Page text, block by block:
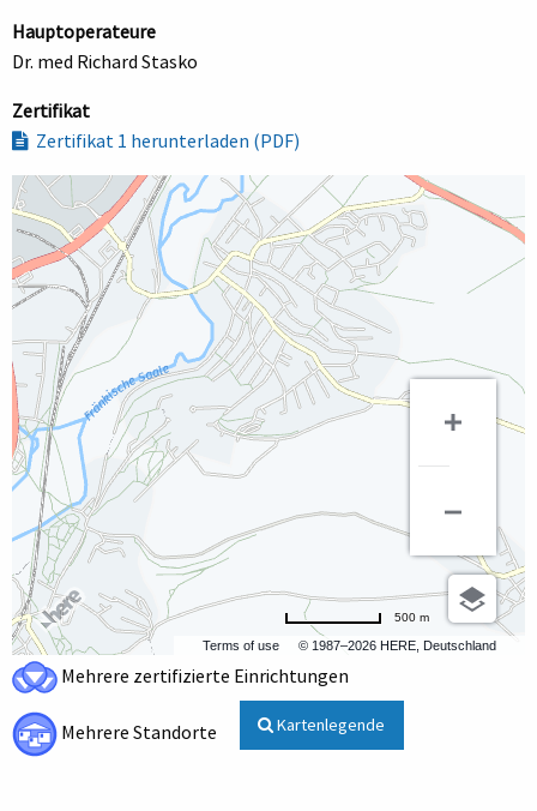
Hauptoperateure
Dr. med Richard Stasko
Zertifikat
Zertifikat 1 herunterladen (PDF)
Terms of use © 1987–2026 HERE, Deutschland
500 m
Mehrere zertifizierte Einrichtungen
Mehrere Standorte Kartenlegende